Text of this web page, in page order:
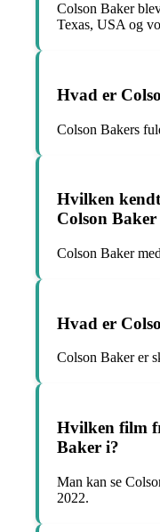
Colson Baker
Texas, USA og
Hvad er
Colson Bakers
Hvilken
Colson Baker
Colson Baker
Hvad er
Colson Baker er
Hvilken film
Baker i?
Man kan se
2022.